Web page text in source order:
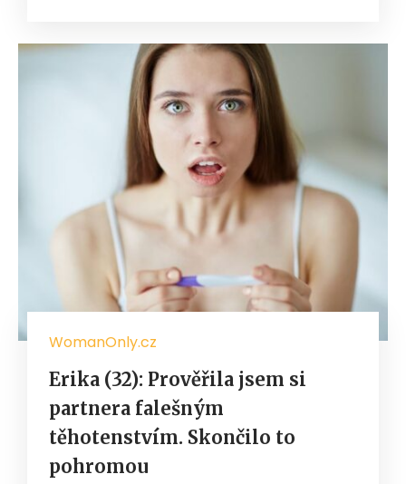
WomanOnly.cz
Erika (32): Prověřila jsem si
partnera falešným
těhotenstvím. Skončilo to
pohromou